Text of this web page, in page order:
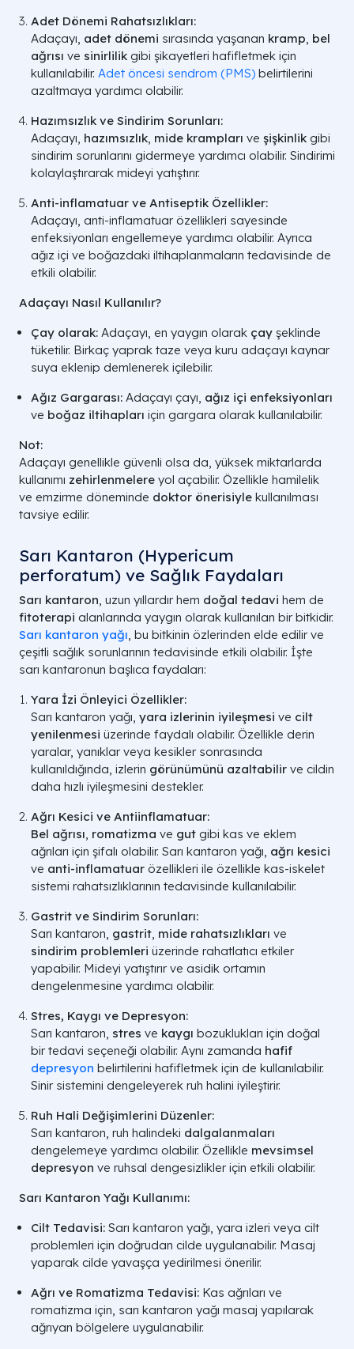
Adet Dönemi Rahatsızlıkları:
Adaçayı, adet dönemi sırasında yaşanan kramp, bel
ağrısı ve sinirlilik gibi şikayetleri hafifletmek için
kullanılabilir. Adet öncesi sendrom (PMS) belirtilerini
azaltmaya yardımcı olabilir.
Hazımsızlık ve Sindirim Sorunları:
Adaçayı, hazımsızlık, mide krampları ve şişkinlik gibi
sindirim sorunlarını gidermeye yardımcı olabilir. Sindirimi
kolaylaştırarak mideyi yatıştırır.
Anti-inflamatuar ve Antiseptik Özellikler:
Adaçayı, anti-inflamatuar özellikleri sayesinde
enfeksiyonları engellemeye yardımcı olabilir. Ayrıca
ağız içi ve boğazdaki iltihaplanmaların tedavisinde de
etkili olabilir.
Adaçayı Nasıl Kullanılır?
Çay olarak: Adaçayı, en yaygın olarak çay şeklinde
tüketilir. Birkaç yaprak taze veya kuru adaçayı kaynar
suya eklenip demlenerek içilebilir.
Ağız Gargarası: Adaçayı çayı, ağız içi enfeksiyonları
ve boğaz iltihapları için gargara olarak kullanılabilir.
Not:
Adaçayı genellikle güvenli olsa da, yüksek miktarlarda
kullanımı zehirlenmelere yol açabilir. Özellikle hamilelik
ve emzirme döneminde doktor önerisiyle kullanılması
tavsiye edilir.
Sarı Kantaron (Hypericum
perforatum) ve Sağlık Faydaları
Sarı kantaron, uzun yıllardır hem doğal tedavi hem de
fitoterapi alanlarında yaygın olarak kullanılan bir bitkidir.
Sarı kantaron yağı, bu bitkinin özlerinden elde edilir ve
çeşitli sağlık sorunlarının tedavisinde etkili olabilir. İşte
sarı kantaronun başlıca faydaları:
Yara İzi Önleyici Özellikler:
Sarı kantaron yağı, yara izlerinin iyileşmesi ve cilt
yenilenmesi üzerinde faydalı olabilir. Özellikle derin
yaralar, yanıklar veya kesikler sonrasında
kullanıldığında, izlerin görünümünü azaltabilir ve cildin
daha hızlı iyileşmesini destekler.
Ağrı Kesici ve Antiinflamatuar:
Bel ağrısı, romatizma ve gut gibi kas ve eklem
ağrıları için şifalı olabilir. Sarı kantaron yağı, ağrı kesici
ve anti-inflamatuar özellikleri ile özellikle kas-iskelet
sistemi rahatsızlıklarının tedavisinde kullanılabilir.
Gastrit ve Sindirim Sorunları:
Sarı kantaron, gastrit, mide rahatsızlıkları ve
sindirim problemleri üzerinde rahatlatıcı etkiler
yapabilir. Mideyi yatıştırır ve asidik ortamın
dengelenmesine yardımcı olabilir.
Stres, Kaygı ve Depresyon:
Sarı kantaron, stres ve kaygı bozuklukları için doğal
bir tedavi seçeneği olabilir. Aynı zamanda hafif
depresyon belirtilerini hafifletmek için de kullanılabilir.
Sinir sistemini dengeleyerek ruh halini iyileştirir.
Ruh Hali Değişimlerini Düzenler:
Sarı kantaron, ruh halindeki dalgalanmaları
dengelemeye yardımcı olabilir. Özellikle mevsimsel
depresyon ve ruhsal dengesizlikler için etkili olabilir.
Sarı Kantaron Yağı Kullanımı:
Cilt Tedavisi: Sarı kantaron yağı, yara izleri veya cilt
problemleri için doğrudan cilde uygulanabilir. Masaj
yaparak cilde yavaşça yedirilmesi önerilir.
Ağrı ve Romatizma Tedavisi: Kas ağrıları ve
romatizma için, sarı kantaron yağı masaj yapılarak
ağrıyan bölgelere uygulanabilir.